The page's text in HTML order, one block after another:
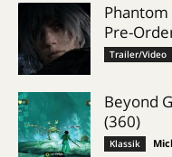
Pre-
Trailer/Video
Beyond
(360)
Klassik